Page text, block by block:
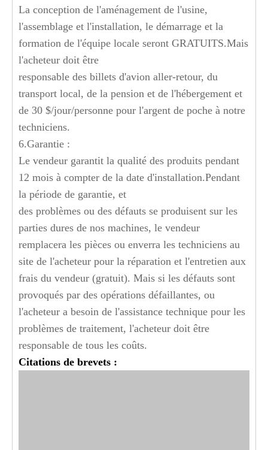
La conception de l'aménagement de l'usine,
l'assemblage et l'installation, le démarrage et la
formation de l'équipe locale seront GRATUITS.Mais
l'acheteur doit être
responsable des billets d'avion aller-retour, du
transport local, de la pension et de l'hébergement et
de 30 $/jour/personne pour l'argent de poche à notre
techniciens.
6.Garantie :
Le vendeur garantit la qualité des produits pendant
12 mois à compter de la date d'installation.Pendant
la période de garantie, et
des problèmes ou des défauts se produisent sur les
parties dures de nos machines, le vendeur
remplacera les pièces ou enverra les techniciens au
site de l'acheteur pour la réparation et l'entretien aux
frais du vendeur (gratuit). Mais si les défauts sont
provoqués par des opérations défaillantes, ou
l'acheteur a besoin de l'assistance technique pour les
problèmes de traitement, l'acheteur doit être
responsable de tous les coûts.
Citations de brevets :